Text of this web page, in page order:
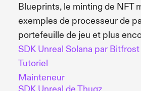
Blueprints, le minting de NFT
exemples de processeur de
portefeuille de jeu et plus
SDK Unreal Solana par Bitfrost
Tutoriel
Mainteneur